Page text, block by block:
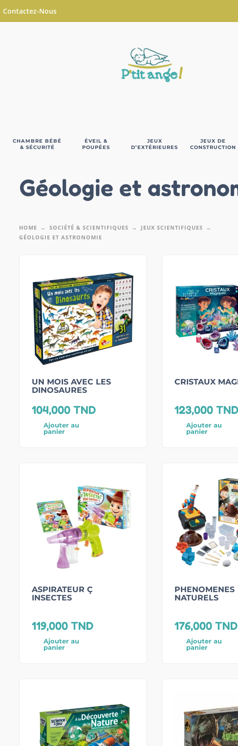
Contactez-Nous
CHAMBRE BÉBÉ
& SÉCURITÉ
ÉVEIL &
POUPÉES
JEUX
D’EXTÉRIEURES
JEUX DE
CONSTRUCTION
Géologie et
HOME SOCIÉTÉ & SCIENTIFIQUES
JEUX SCIENTIFIQUES
GÉOLOGIE ET ASTRONOMIE
UN MOIS AVEC LES
DINOSAURES
104,000 TND
Ajouter au
panier
CRISTAUX
123,000 TND
Ajouter au
panier
ASPIRATEUR Ç
INSECTES
119,000 TND
Ajouter au
panier
PHENOMENES
NATURELS
176,000 TND
Ajouter au
panier